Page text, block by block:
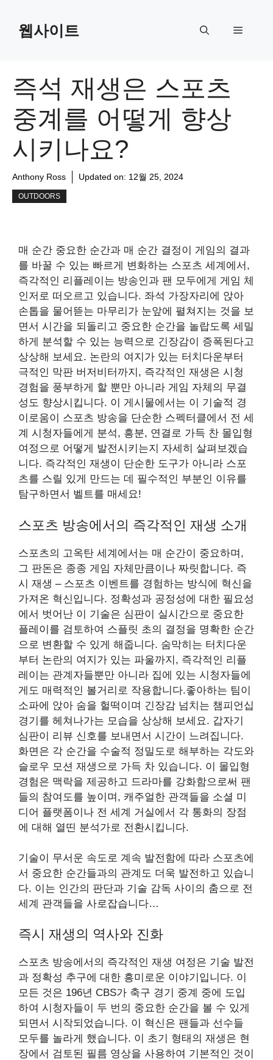
content웹사이트 Menu
즉석 재생은 스포츠
중계를 어떻게 향상
시키나요?
Anthony Ross Updated on: 12월 25, 2024
OUTDOORS
매 순간 중요한 순간과 매 순간 결정이 게임의 결과
를 바꿀 수 있는 빠르게 변화하는 스포츠 세계에서,
즉각적인 리플레이는 방송인과 팬 모두에게 게임 체
인저로 떠오르고 있습니다. 좌석 가장자리에 앉아
손톱을 물어뜯는 마무리가 눈앞에 펼쳐지는 것을 보
면서 시간을 되돌리고 중요한 순간을 놀랍도록 세밀
하게 분석할 수 있는 능력으로 긴장감이 증폭된다고
상상해 보세요. 논란의 여지가 있는 터치다운부터
극적인 막판 버저비터까지, 즉각적인 재생은 시청
경험을 풍부하게 할 뿐만 아니라 게임 자체의 무결
성도 향상시킵니다. 이 게시물에서는 이 기술적 경
이로움이 스포츠 방송을 단순한 스펙터클에서 전 세
계 시청자들에게 분석, 흥분, 연결로 가득 찬 몰입형
여정으로 어떻게 발전시키는지 자세히 살펴보겠습
니다. 즉각적인 재생이 단순한 도구가 아니라 스포
츠를 스릴 있게 만드는 데 필수적인 부분인 이유를
탐구하면서 벨트를 매세요!
스포츠 방송에서의 즉각적인 재생 소개
스포츠의 고옥탄 세계에서는 매 순간이 중요하며,
그 판돈은 종종 게임 자체만큼이나 짜릿합니다. 즉
시 재생 – 스포츠 이벤트를 경험하는 방식에 혁신을
가져온 혁신입니다. 정확성과 공정성에 대한 필요성
에서 벗어난 이 기술은 심판이 실시간으로 중요한
플레이를 검토하여 스플릿 초의 결정을 명확한 순간
으로 변환할 수 있게 해줍니다. 숨막히는 터치다운
부터 논란의 여지가 있는 파울까지, 즉각적인 리플
레이는 관계자들뿐만 아니라 집에 있는 시청자들에
게도 매력적인 볼거리로 작용합니다.좋아하는 팀이
소파에 앉아 숨을 헐떡이며 긴장감 넘치는 챔피언십
경기를 헤쳐나가는 모습을 상상해 보세요. 갑자기
심판이 리뷰 신호를 보내면서 시간이 느려집니다.
화면은 각 순간을 수술적 정밀도로 해부하는 각도와
슬로우 모션 재생으로 가득 차 있습니다. 이 몰입형
경험은 맥락을 제공하고 드라마를 강화함으로써 팬
들의 참여도를 높이며, 캐주얼한 관객들을 소셜 미
디어 플랫폼이나 전 세계 거실에서 각 통화의 장점
에 대해 열띤 분석가로 전환시킵니다.
기술이 무서운 속도로 계속 발전함에 따라 스포츠에
서 중요한 순간들과의 관계도 더욱 발전하고 있습니
다. 이는 인간의 판단과 기술 감독 사이의 춤으로 전
세계 관객들을 사로잡습니다…
즉시 재생의 역사와 진화
스포츠 방송에서의 즉각적인 재생 여정은 기술 발전
과 정확성 추구에 대한 흥미로운 이야기입니다. 이
모든 것은 196년 CBS가 축구 경기 중계 중에 도입
하여 시청자들이 두 번의 중요한 순간을 볼 수 있게
되면서 시작되었습니다. 이 혁신은 팬들과 선수들
모두를 놀라게 했습니다. 이 초기 형태의 재생은 현
장에서 검토된 필름 영상을 사용하여 기본적인 것이